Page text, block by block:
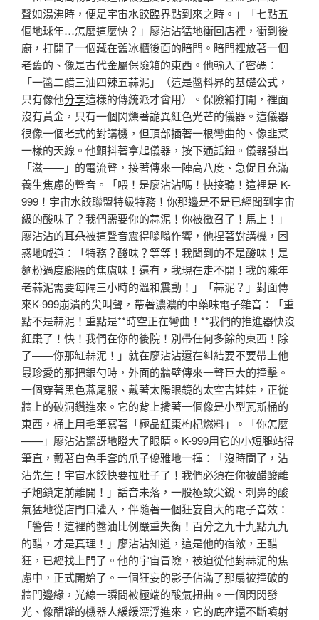
聲如湯沸時，便是宇宙水餃臨界點到來之時。」「七點五
個地球年…怎麼這麼快？」廖沾沾猛地衝回店裡，衝到後
廚，打開了一個藏在舊冰櫃後面的暗門。暗門裡放著一個
老舊的、像是古代金屬保險箱的東西。他輸入了密碼：
「一醬二醋三油四辣五蒜泥」（這是醬料界的基礎公式，
只有像他分享這樣的傳統派才會用）。保險箱打開，裡面
沒有黃金，只有一個閃爍著詭異紅色光芒的儀器。這儀器
很像一個老式的對講機，但頂部插著一根彎曲的、像韭菜
一樣的天線。他顫抖著拿起儀器，按下通話鈕。儀器發出
「滋——」的電流聲，接著傳來一陣高八度、急促且充滿
養生焦慮的聲音。「喂！是廖沾沾嗎！快接聽！這裡是 K-
999！宇宙水餃聯盟特級特務！你那邊是不是已經聞到宇宙
級的酸味了？我們需要你的蒜泥！你被徵召了！馬上！」
廖沾沾的耳朵被這聲音震得嗡嗡作響，他捏著對講機，困
惑地喊道：「特務？酸味？等等！我聞到的不是酸味！是
麵粉過度膨脹的焦慮味！還有，我現在走不開！我的陳年
老蒜泥需要每隔三小時的溫和震動！」「蒜泥？」對面傳
來K-999崩潰的尖叫聲，帶著濃濃的中藥味電子雜音：「重
點不是蒜泥！重點是**時空正在彎曲！**我們的推進器快沒
紅棗了！快！我們在你的後院！別帶任何多餘的東西！除
了——你那缸蒜泥！」就在廖沾沾還在糾結要不要帶上他
最珍愛的那把銀勺時，外面的牆壁傳來一聲巨大的撞擊。
一個穿著黑色燕尾服、戴著太陽眼鏡的太空吉娃娃，正從
牆上的破洞鑽進來。它的背上揹著一個像是小型瓦斯桶的
東西，桶上用毛筆寫著「極品紅棗枸杞燃料」。「你怎麼
——」廖沾沾驚訝地瞪大了眼睛。K-999用它的小短腿站得
筆直，戴著白色手套的爪子優雅地一揮：「沒時間了，沾
沾先生！宇宙水餃快要拉肚子了！我們必須在你被醋酸離
子炮鎖定前離開！」話音未落，一股極致尖銳、刺鼻的酸
氣猛地從店門口灌入，伴隨著一個狂妄自大的電子音效：
「警告！這裡的醬油比例嚴重失衡！百分之九十九點九九
的醋，才是真理！」廖沾沾知道，這是他的宿敵，王醋
狂，已經找上門了。他的宇宙冒險，被迫從他對蒜泥的焦
慮中，正式開始了。一個狂妄的影子佔滿了那扇被撞破的
牆門邊緣，光線一瞬間被極端的酸氣扭曲。一個閃閃發
光、像醋罐的機器人緩緩漂浮進來，它的底座還不斷噴射